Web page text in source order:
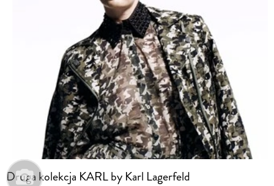
Druga kolekcja KARL by Karl Lagerfeld